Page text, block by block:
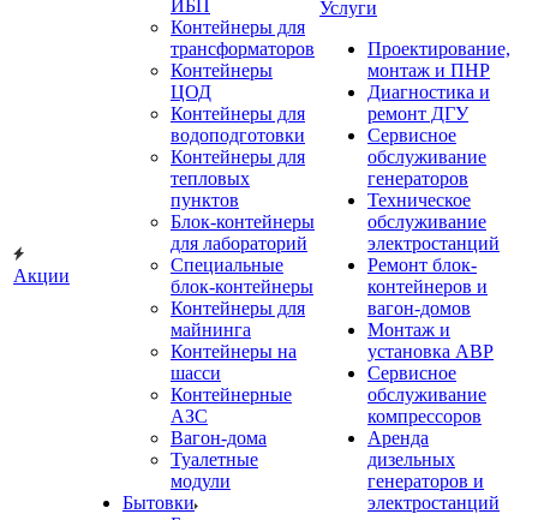
Акции
ИБП
Контейнеры для
трансформаторов
Контейнеры
ЦОД
Контейнеры для
водоподготовки
Контейнеры для
тепловых
пунктов
Блок-контейнеры
для лабораторий
Специальные
блок-контейнеры
Контейнеры для
майнинга
Контейнеры на
шасси
Контейнерные
АЗС
Вагон-дома
Туалетные
модули
Бытовки
Услуги
Проектирование,
монтаж и ПНР
Диагностика и
ремонт ДГУ
Сервисное
обслуживание
генераторов
Техническое
обслуживание
электростанций
Ремонт блок-
контейнеров и
вагон-домов
Монтаж и
установка АВР
Сервисное
обслуживание
компрессоров
Аренда
дизельных
генераторов и
электростанций